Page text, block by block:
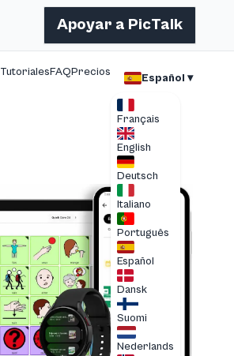
Apoyar a PicTalk
TutorialesFAQPrecios Español ▾
Français
English
Deutsch
Italiano
Português
Español
Dansk
Suomi
Nederlands